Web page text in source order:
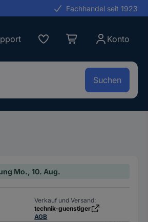
Fachhandel seit 1923
Konto
Suchen
Mo., 10. Aug.
Verkauf und Versand:
technik-guenstiger
AGB